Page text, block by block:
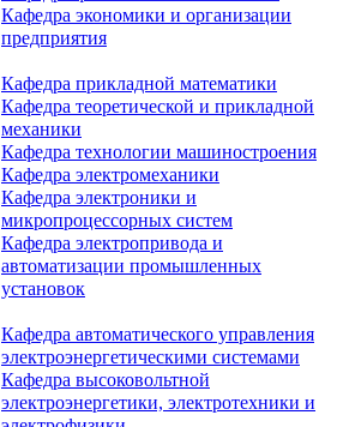
Кафедра экономики и организации
предприятия
Кафедра прикладной математики
Кафедра теоретической и прикладной
механики
Кафедра технологии машиностроения
Кафедра электромеханики
Кафедра электроники и
микропроцессорных систем
Кафедра электропривода и
автоматизации промышленных
установок
Кафедра автоматического управления
электроэнергетическими системами
Кафедра высоковольтной
электроэнергетики, электротехники и